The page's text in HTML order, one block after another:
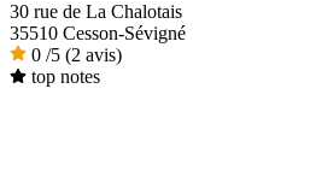
30 rue de La Chalotais
35510 Cesson-Sévigné
0 /5 (2 avis)
top notes